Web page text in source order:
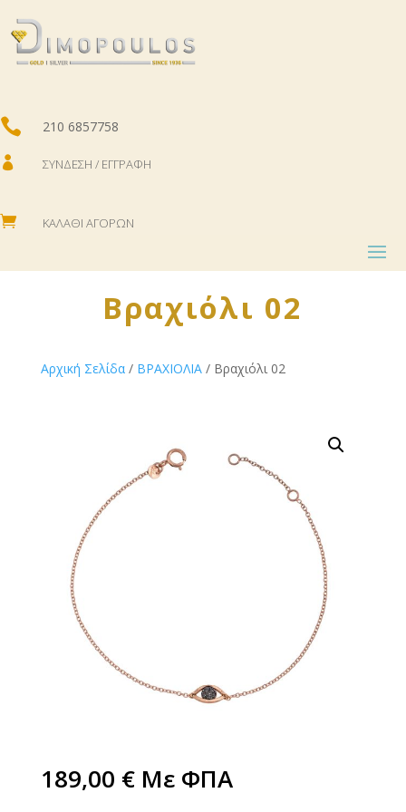
 210 6857758
 ΣΎΝΔΕΣΗ / ΕΓΓΡΑΦΉ
 ΚΑΛΆΘΙ ΑΓΟΡΏΝ
Βραχιόλι 02
Αρχική Σελίδα/ ΒΡΑΧΙΟΛΙΑ/ Βραχιόλι 02
189,00 € Με ΦΠΑ